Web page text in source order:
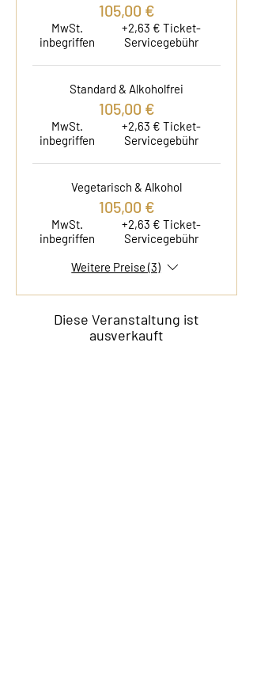
105,00 €
MwSt.
inbegriffen
+2,63 € Ticket-
Servicegebühr
Standard & Alkoholfrei
105,00 €
MwSt.
inbegriffen
+2,63 € Ticket-
Servicegebühr
Vegetarisch & Alkohol
105,00 €
MwSt.
inbegriffen
+2,63 € Ticket-
Servicegebühr
Weitere Preise (3)
Diese Veranstaltung ist
ausverkauft